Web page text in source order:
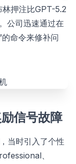
押注比GPT-5.2
公司迅速通过在
命令来修补问
信号故障
当时引入了个性
、